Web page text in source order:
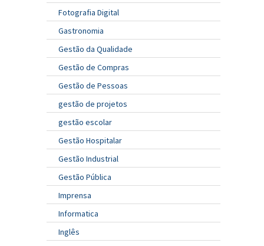
Fotografia Digital
Gastronomia
Gestão da Qualidade
Gestão de Compras
Gestão de Pessoas
gestão de projetos
gestão escolar
Gestão Hospitalar
Gestão Industrial
Gestão Pública
Imprensa
Informatica
Inglês